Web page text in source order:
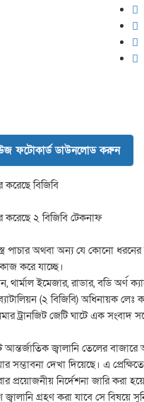
ফটোকার্ড ডাউনলোড করুন
করেছে বিজিবি
করেছে ২ বিজিবি টেকনাফ
অথবা অন্য যে কোনো ধরনের
করে যাচ্ছে।
ইমেজার, রাডার, বডি অর্ণ
(২ বিজিবি) অধিনায়ক লেঃ
ট্রানজিট জেটি ঘাটে এক
আন্তর্জাতিক জ্বালানি তেলের
সম্ভাবনা দেখা দিয়েছে। এ
প্রয়োজনীয় নির্দেশনা জারি করা
গ্রহণ করা যাবে সে বিষয়ে